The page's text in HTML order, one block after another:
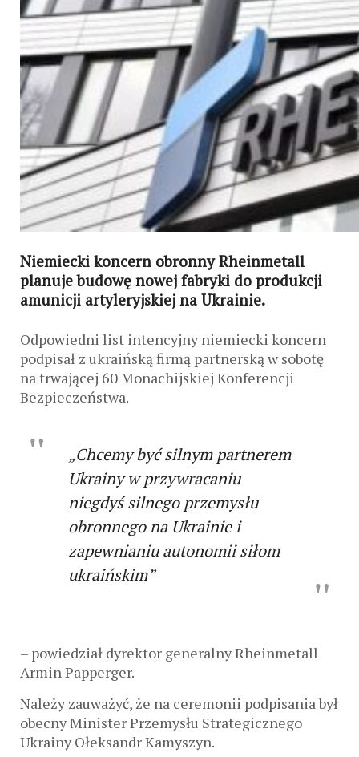
Niemiecki koncern obronny Rheinmetall
planuje budowę nowej fabryki do produkcji
amunicji artyleryjskiej na Ukrainie.
Odpowiedni list intencyjny niemiecki koncern
podpisał z ukraińską firmą partnerską w sobotę
na trwającej 60 Monachijskiej Konferencji
Bezpieczeństwa.
„Chcemy być silnym partnerem
Ukrainy w przywracaniu
niegdyś silnego przemysłu
obronnego na Ukrainie i
zapewnianiu autonomii siłom
ukraińskim”
– powiedział dyrektor generalny Rheinmetall
Armin Papperger.
Należy zauważyć, że na ceremonii podpisania był
obecny Minister Przemysłu Strategicznego
Ukrainy Ołeksandr Kamyszyn.